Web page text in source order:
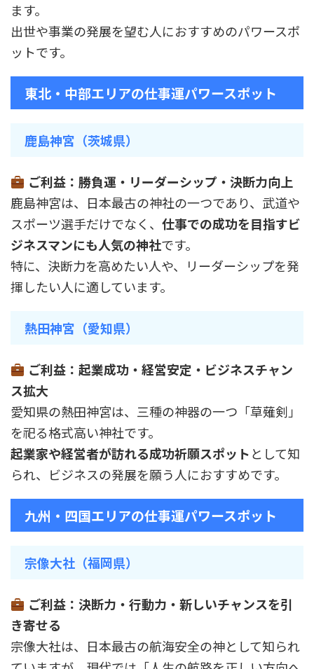
ます。
出世や事業の発展を望む人におすすめのパワースポ
ットです。
東北・中部エリアの仕事運パワースポット
鹿島神宮（茨城県）
ご利益：勝負運・リーダーシップ・決断力向上
鹿島神宮は、日本最古の神社の一つであり、武道や
スポーツ選手だけでなく、 仕事での成功を目指すビ
ジネスマンにも人気の神社です。
特に、決断力を高めたい人や、リーダーシップを発
揮したい人に適しています。
熱田神宮（愛知県）
ご利益：起業成功・経営安定・ビジネスチャン
ス拡大
愛知県の熱田神宮は、三種の神器の一つ「草薙剣」
を祀る格式高い神社です。
起業家や経営者が訪れる成功祈願スポットとして知
られ、ビジネスの発展を願う人におすすめです。
九州・四国エリアの仕事運パワースポット
宗像大社（福岡県）
ご利益：決断力・行動力・新しいチャンスを引
き寄せる
宗像大社は、日本最古の航海安全の神として知られ